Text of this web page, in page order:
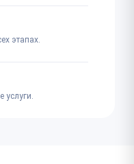
этапах.
услуги.